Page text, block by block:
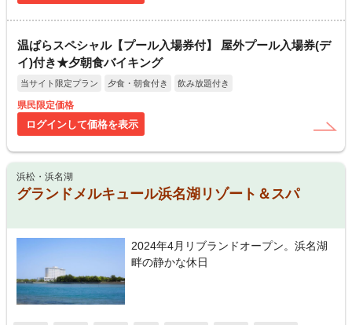
温ぱらスペシャル【プール入場券付】 屋外プール入場券(デ
イ)付き★夕朝食バイキング
当サイト限定プラン 夕食・朝食付き 飲み放題付き
県民限定価格
ログインして価格を表示
浜松・浜名湖
グランドメルキュール浜名湖リゾート＆スパ
2024年4月リブランドオープン。浜名湖
畔の静かな休日